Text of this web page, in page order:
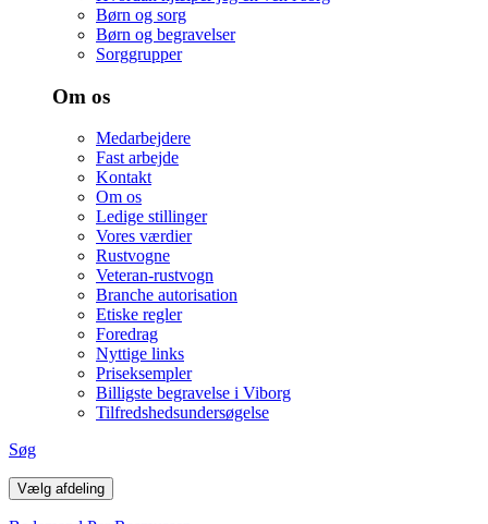
Børn og sorg
Børn og begravelser
Sorggrupper
Om os
Medarbejdere
Fast arbejde
Kontakt
Om os
Ledige stillinger
Vores værdier
Rustvogne
Veteran-rustvogn
Branche autorisation
Etiske regler
Foredrag
Nyttige links
Priseksempler
Billigste begravelse i Viborg
Tilfredshedsundersøgelse
Søg
Vælg afdeling